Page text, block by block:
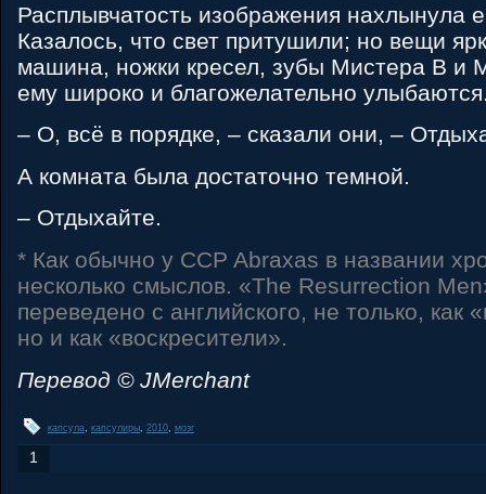
Расплывчатость изображения нахлынула
Казалось, что свет притушили; но вещи
машина, ножки кресел, зубы Мистера B и
ему широко и благожелательно
– О, всё в порядке, – сказали они, –
А комната была достаточно темной.
– Отдыхайте.
* Как обычно у CCP Abraxas в названии
несколько смыслов. «The Resurrection
переведено с английского, не только, как
но и как «воскресители».
Перевод © JMerchant
капсула, капсулиры, 2010, мозг
1